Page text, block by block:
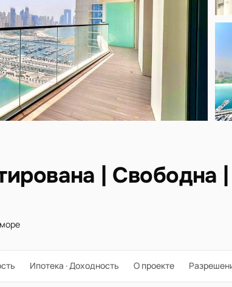
| Свободна
Ипотека · Доходность О проекте